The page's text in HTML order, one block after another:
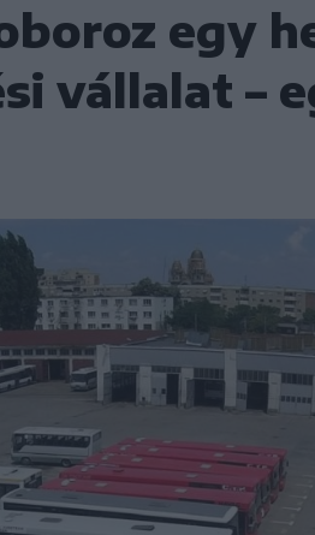
egy
vállalat –